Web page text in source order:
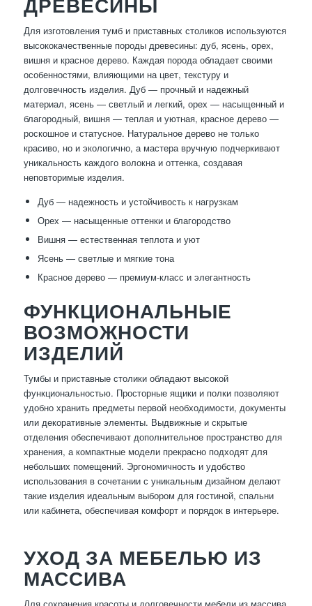
ДРЕВЕСИНЫ
Для изготовления тумб и приставных столиков используются
высококачественные породы древесины: дуб, ясень, орех,
вишня и красное дерево. Каждая порода обладает своими
особенностями, влияющими на цвет, текстуру и
долговечность изделия. Дуб — прочный и надежный
материал, ясень — светлый и легкий, орех — насыщенный и
благородный, вишня — теплая и уютная, красное дерево —
роскошное и статусное. Натуральное дерево не только
красиво, но и экологично, а мастера вручную подчеркивают
уникальность каждого волокна и оттенка, создавая
неповторимые изделия.
Дуб — надежность и устойчивость к нагрузкам
Орех — насыщенные оттенки и благородство
Вишня — естественная теплота и уют
Ясень — светлые и мягкие тона
Красное дерево — премиум-класс и элегантность
ФУНКЦИОНАЛЬНЫЕ
ВОЗМОЖНОСТИ
ИЗДЕЛИЙ
Тумбы и приставные столики обладают высокой
функциональностью. Просторные ящики и полки позволяют
удобно хранить предметы первой необходимости, документы
или декоративные элементы. Выдвижные и скрытые
отделения обеспечивают дополнительное пространство для
хранения, а компактные модели прекрасно подходят для
небольших помещений. Эргономичность и удобство
использования в сочетании с уникальным дизайном делают
такие изделия идеальным выбором для гостиной, спальни
или кабинета, обеспечивая комфорт и порядок в интерьере.
УХОД ЗА МЕБЕЛЬЮ ИЗ
МАССИВА